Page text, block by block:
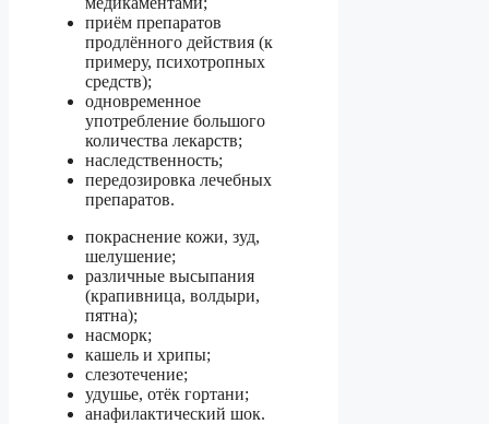
приём препаратов
продлённого действия (к
примеру, психотропных
средств);
одновременное
употребление большого
количества лекарств;
наследственность;
передозировка лечебных
препаратов.
покраснение кожи, зуд,
шелушение;
различные высыпания
(крапивница, волдыри,
пятна);
насморк;
кашель и хрипы;
слезотечение;
удушье, отёк гортани;
анафилактический шок.